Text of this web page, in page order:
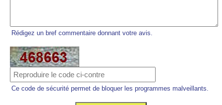
Rédigez un bref commentaire donnant votre avis.
Ce code de sécurité permet de bloquer les programmes malveillants.